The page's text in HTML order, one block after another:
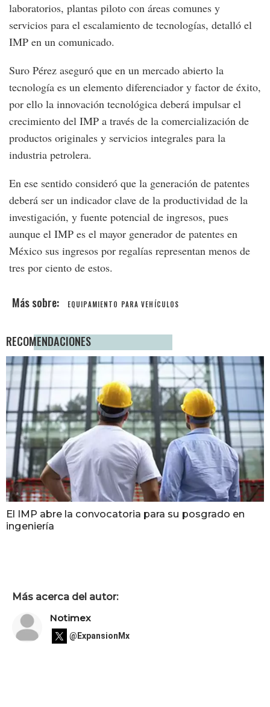
laboratorios, plantas piloto con áreas comunes y
servicios para el escalamiento de tecnologías, detalló el
IMP en un comunicado.
Suro Pérez aseguró que en un mercado abierto la
tecnología es un elemento diferenciador y factor de éxito,
por ello la innovación tecnológica deberá impulsar el
crecimiento del IMP a través de la comercialización de
productos originales y servicios integrales para la
industria petrolera.
En ese sentido consideró que la generación de patentes
deberá ser un indicador clave de la productividad de la
investigación, y fuente potencial de ingresos, pues
aunque el IMP es el mayor generador de patentes en
México sus ingresos por regalías representan menos de
tres por ciento de estos.
EQUIPAMIENTO PARA VEHÍCULOS
RECOMENDACIONES
El IMP abre la convocatoria para su posgrado en
ingeniería
Más acerca del autor:
Notimex
@ExpansionMx